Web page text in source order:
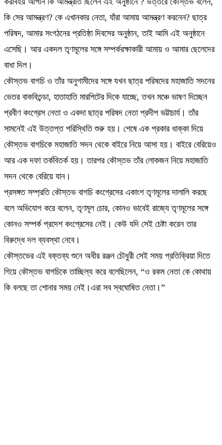
কি সের আমন্ত্রণ? কে এখানকার নেতা, যাঁরা আমায় আমন্ত্রণ করনেন? ছাত্র
পরিষদ, আমার সংগঠনের প্রতিষ্ঠা দিবসের অনুষ্ঠান, তাই আমি এই অনুষ্ঠানে
এসেছি। আর একদল তৃণমূলের সঙ্গে সম্পর্করক্ষাকারী আমায় ও আমার ছেলেদের
বাধা দিল।
কৌস্তভ বাগচি ও তাঁর অনুগামীদের সঙ্গে যখন ছাত্র পরিষদের মহাজাতি সদনের
ভেতর বাকবিতন্ডা, হাতাহাতি মারপিটের দিকে যাচ্ছে, তখন মঞ্চে ভাষণ দিচ্ছেন
প্রবীণ কংগ্রেস নেতা ও একদা ছাত্র পরিষদ নেতা প্রদীপ ভট্টাচার্য। তাঁর
সামনেই এই উত্তপ্ত পরিস্থিতি শুরু হয়। শেষে এক প্রকার ধাক্কা দিয়ে
কৌস্তভ বাগচিকে মহাজাতি সদন থেকে বাইরে নিয়ে আসা হয়। বাইরে বেরিয়েও
আর এক দফা তর্কবিতর্ক হয়। তারপর কৌস্তভ তাঁর লোকজন নিয়ে মহাজাতি
সদন থেকে বেরিয়ে যান।
প্রসঙ্গত সম্প্রতি কৌস্তভ বাগচি কংগ্রেসের একাংশ তৃণমূলের দালালি করছে
বলে অভিযোগ করে বলেন, তৃণমূল চোর, কোনও ভাবেই রাজ্যে তৃণমূলের সঙ্গে
কোনও সম্পর্ক প্রদেশ কংগ্রেসের নেই। কেউ যদি সেই চেষ্টা করেন তার
বিরুদ্ধে দল ব্যবস্থা নেবে।
কৌস্তভের এই বক্তব্য শুনে অধীর রঞ্জন চৌধুরী সেই সময় প্রতিক্রিয়া দিতে
গিয়ে কৌস্তভ বাগচিকে তাচ্ছিল্য করে বলেছিলেন, “ও রকম নেতা কে কোথায়
কি বলছে তা শোনার সময় নেই।এরা সব স্বঘোষিত নেতা।”